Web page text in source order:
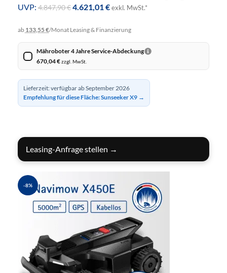
UVP: 4.847,90€4.621,01€ exkl. MwSt.*
ab 133,55 €/Monat Leasing & Finanzierung
Mähroboter 4 Jahre Service-Abdeckung
670,04€zzgl. MwSt.
Lieferzeit: verfügbar ab September 2026
Empfehlung für diese Fläche: Sunseeker X9 →
Leasing-Anfrage stellen →
-8%